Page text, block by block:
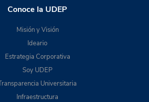
Conoce la UDEP
Misión y Visión
Ideario
Estrategia Corporativa
Soy UDEP
Universitaria
Infraestructura